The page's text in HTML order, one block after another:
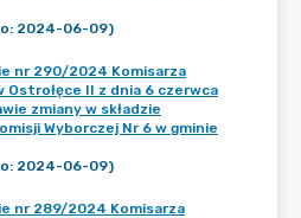
2024-06-09)
nr 290/2024 Komisarza
Ostrołęce II z dnia 6 czerwca
zmiany w składzie
Wyborczej Nr 6 w gminie
2024-06-09)
nr 289/2024 Komisarza